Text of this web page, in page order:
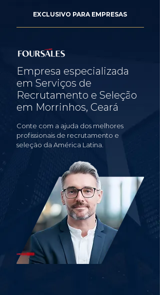
EXCLUSIVO PARA EMPRESAS
Empresa especializada
em Serviços de
Recrutamento e Seleção
em Morrinhos, Ceará
Conte com a ajuda dos melhores
profissionais de recrutamento e
seleção da América Latina.